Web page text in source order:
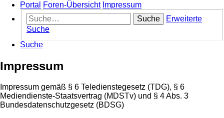
Portal
Foren-Übersicht Impressum
Suche
Erweiterte
Suche
Suche
Impressum
Impressum gemäß § 6 Teledienstegesetz (TDG), § 6
Mediendienste-Staatsvertrag (MDSTv) und § 4 Abs. 3
Bundesdatenschutzgesetz (BDSG)